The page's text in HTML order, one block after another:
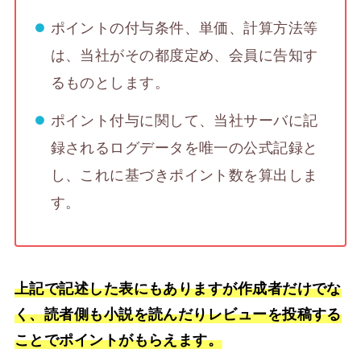
ポイントの付与条件、単価、計算方法等
は、当社がその都度定め、会員に告知す
るものとします。
ポイント付与に関して、当社サーバに記
録されるログデータを唯一の公式記録と
し、これに基づきポイント数を算出しま
す。
上記で記述した表にもありますが作成者だけでな
く、読者側も小説を読んだりレビューを投稿する
ことでポイントがもらえます。